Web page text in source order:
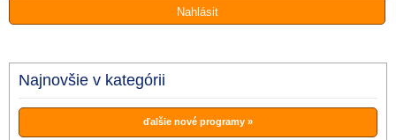
Najnovšie v kategórii
ďalšie nové programy »